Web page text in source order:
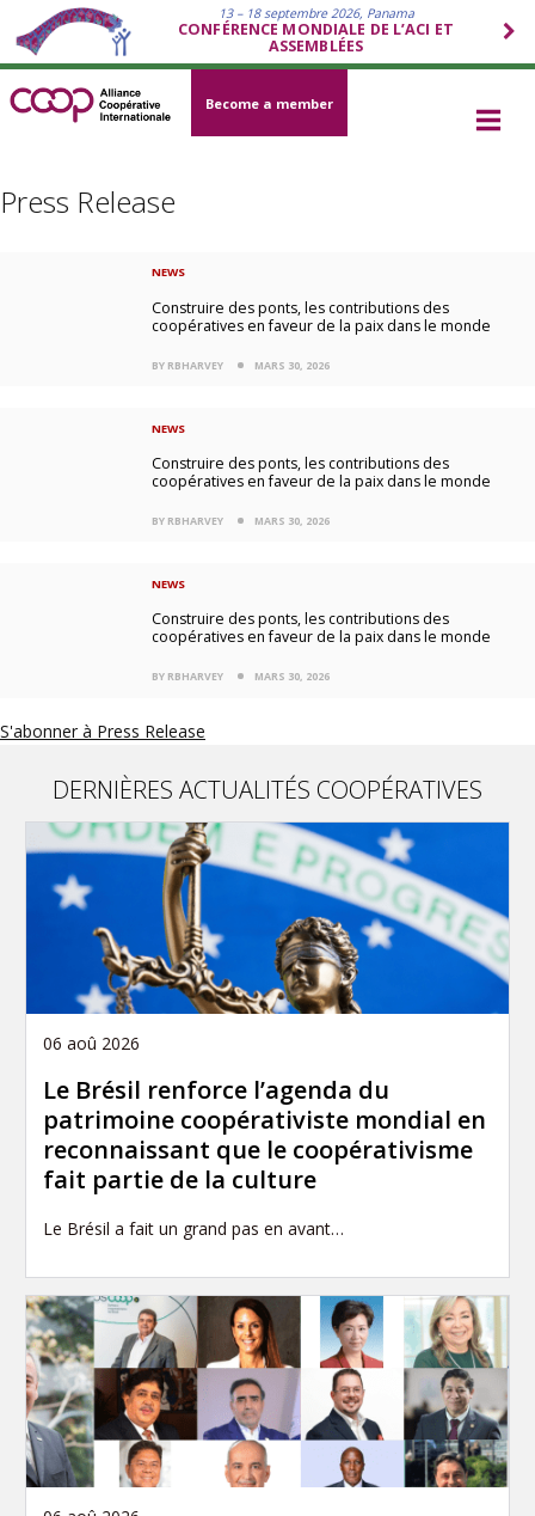
13 – 18 septembre 2026, Panama
CONFÉRENCE MONDIALE DE L’ACI ET
ASSEMBLÉES
Become a member
Press Release
NEWS
Construire des ponts, les contributions des
coopératives en faveur de la paix dans le monde
BY RBHARVEY MARS 30, 2026
NEWS
Construire des ponts, les contributions des
coopératives en faveur de la paix dans le monde
BY RBHARVEY MARS 30, 2026
NEWS
Construire des ponts, les contributions des
coopératives en faveur de la paix dans le monde
BY RBHARVEY MARS 30, 2026
S'abonner à Press Release
DERNIÈRES ACTUALITÉS COOPÉRATIVES
06 aoû 2026
Le Brésil renforce l’agenda du
patrimoine coopérativiste mondial en
reconnaissant que le coopérativisme
fait partie de la culture
Le Brésil a fait un grand pas en avant…